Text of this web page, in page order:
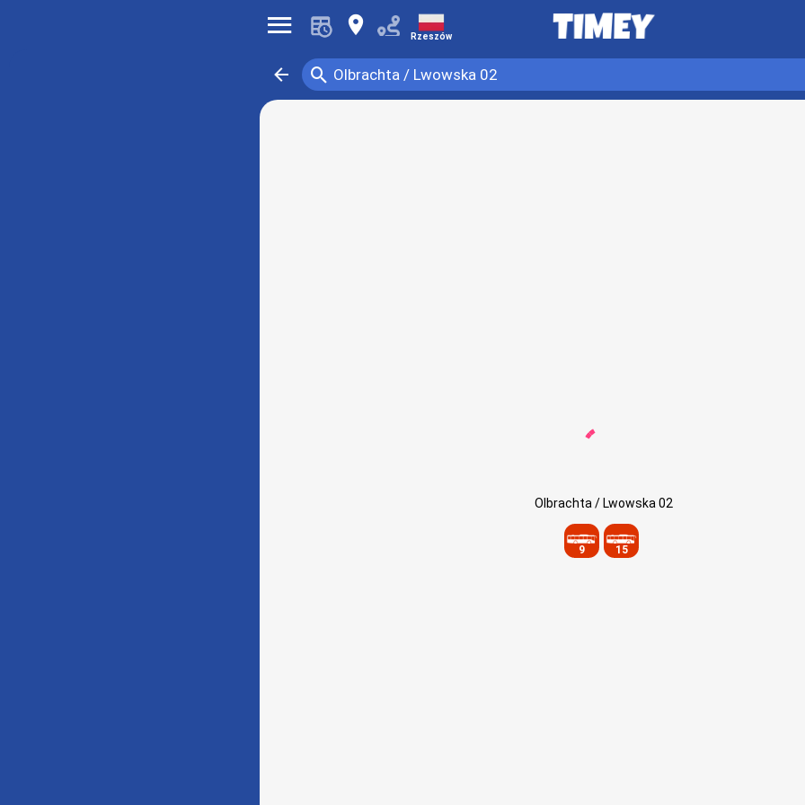
󰍜 󰍎 Rzeszów
󰁍 Olbrachta / Lwowska 02
󰍉
Olbrachta / Lwowska 02
9 15